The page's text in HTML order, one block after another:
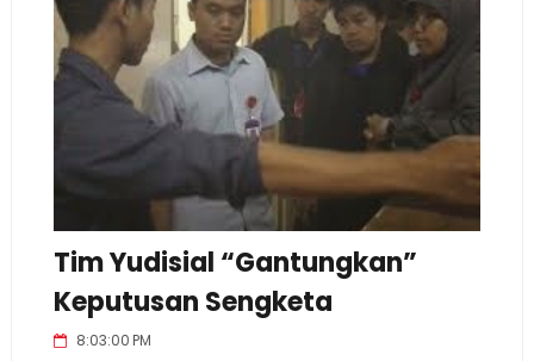
Tim Yudisial “Gantungkan”
Keputusan Sengketa
8:03:00 PM